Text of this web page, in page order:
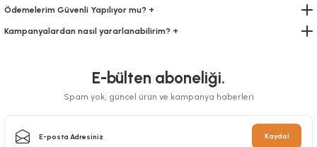
Sepete Ekle
Ödemelerim Güvenli Yapılıyor mu? +
Kampanyalardan nasıl yararlanabilirim? +
E-bülten aboneliği.
Spam yok, güncel ürün ve kampanya haberleri
Kaydol